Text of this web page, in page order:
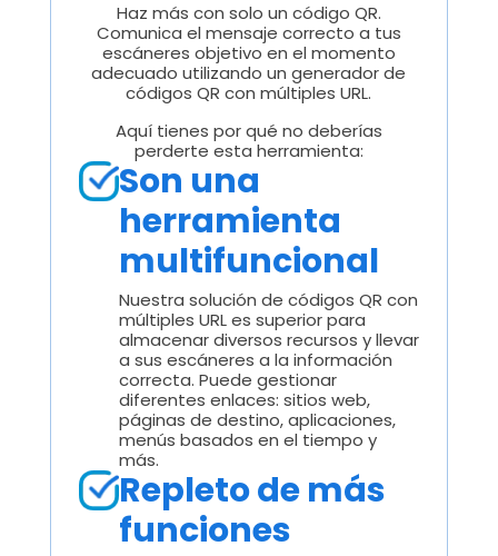
Haz más con solo un código QR.
Comunica el mensaje correcto a tus
escáneres objetivo en el momento
adecuado utilizando un generador de
códigos QR con múltiples URL.
Aquí tienes por qué no deberías
perderte esta herramienta:
Son una
herramienta
multifuncional
Nuestra solución de códigos QR con
múltiples URL es superior para
almacenar diversos recursos y llevar
a sus escáneres a la información
correcta. Puede gestionar
diferentes enlaces: sitios web,
páginas de destino, aplicaciones,
menús basados en el tiempo y
más.
Repleto de más
funciones